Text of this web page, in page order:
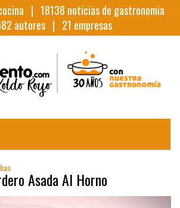
| 18138 noticias de gastronomia
autores | 21 empresas
Asada Al Horno